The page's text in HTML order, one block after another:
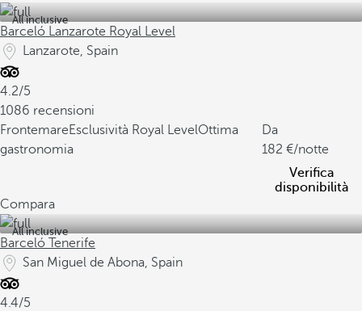
All inclusive
Barceló Lanzarote Royal Level
Lanzarote, Spain
4.2/5
1086 recensioni
FrontemareEsclusività Royal LevelOttima
gastronomia
Da
182
/notte
Verifica
disponibilità
Compara
All inclusive
Barceló Tenerife
San Miguel de Abona, Spain
4.4/5